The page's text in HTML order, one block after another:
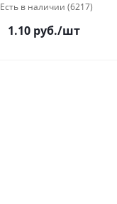
Есть в наличии (6217)
1.10 руб./шт